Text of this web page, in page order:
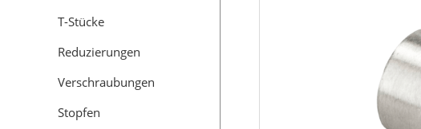
T-Stücke
Reduzierungen
Verschraubungen
Stopfen